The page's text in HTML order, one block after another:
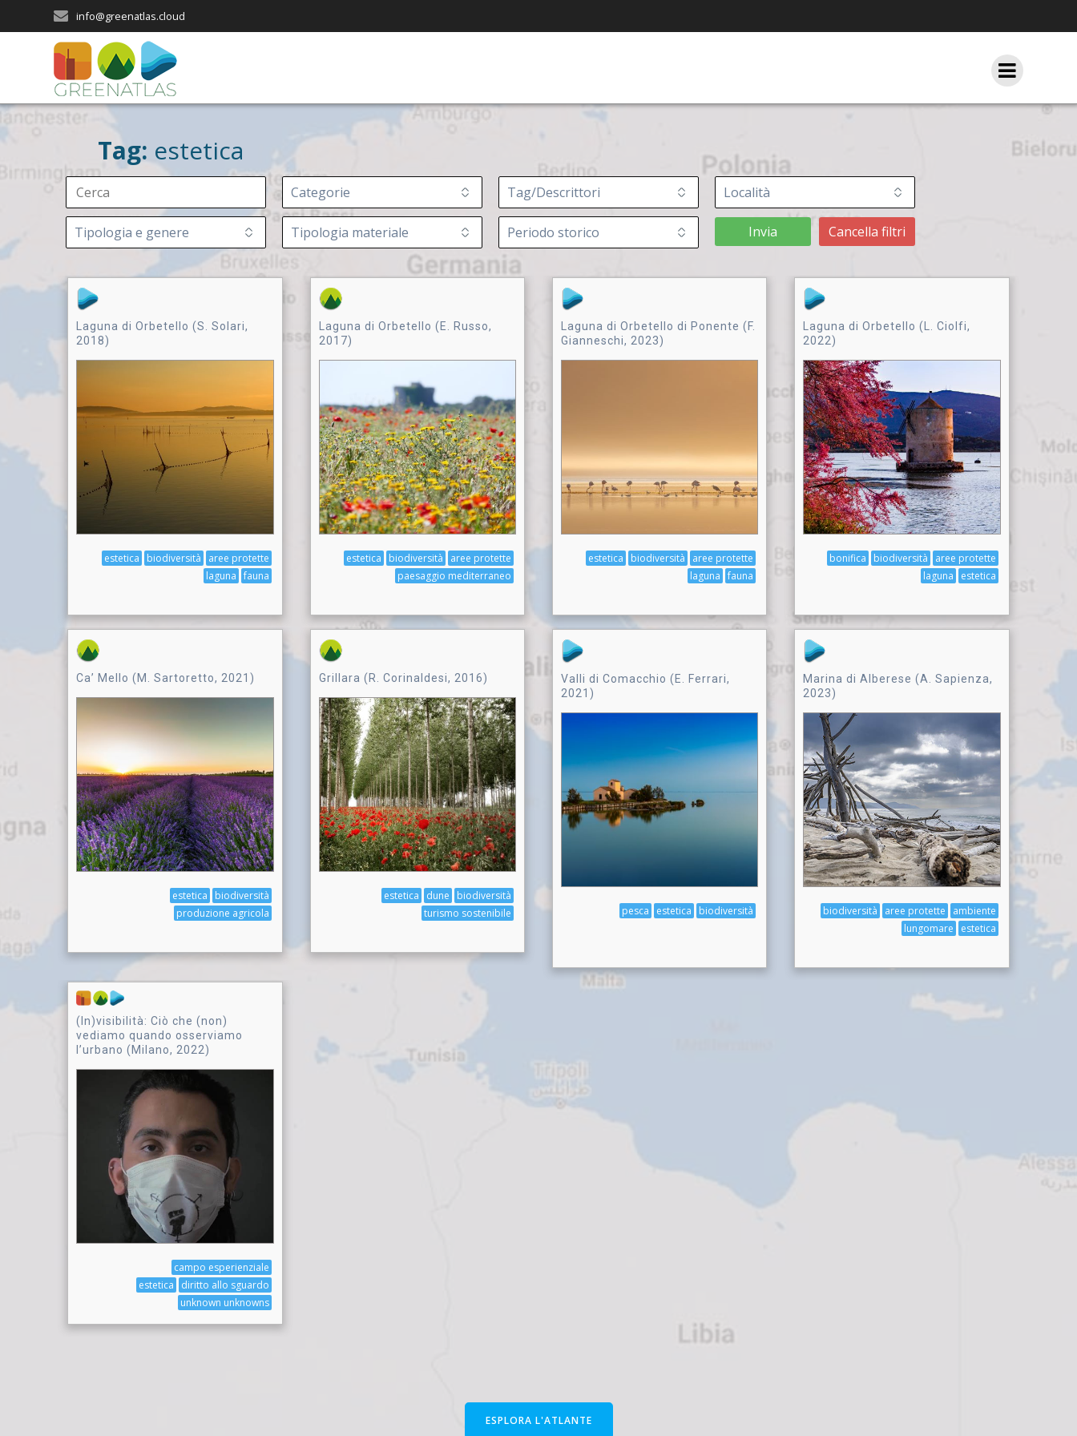
al
contenuto
info@greenatlas.cloud
Tag: estetica
Invia Cancella filtri
Laguna di Orbetello (S. Solari,
2018)
aree protette
biodiversità
estetica
fauna
laguna
Laguna di Orbetello (E. Russo,
2017)
aree protette
biodiversità
estetica
paesaggio mediterraneo
Laguna di Orbetello di Ponente (F.
Gianneschi, 2023)
aree protette
biodiversità
estetica
fauna
laguna
Laguna di Orbetello (L. Ciolfi,
2022)
aree protette
biodiversità
bonifica
estetica
laguna
Ca’ Mello (M. Sartoretto, 2021)
biodiversità
estetica
produzione agricola
Grillara (R. Corinaldesi, 2016)
biodiversità
dune
estetica
turismo sostenibile
Valli di Comacchio (E. Ferrari,
2021)
biodiversità
estetica
pesca
Marina di Alberese (A. Sapienza,
2023)
ambiente
aree protette
biodiversità
estetica
lungomare
(In)visibilità: Ciò che (non)
vediamo quando osserviamo
l’urbano (Milano, 2022)
campo esperienziale
diritto allo sguardo
estetica
unknown unknowns
ESPLORA L'ATLANTE